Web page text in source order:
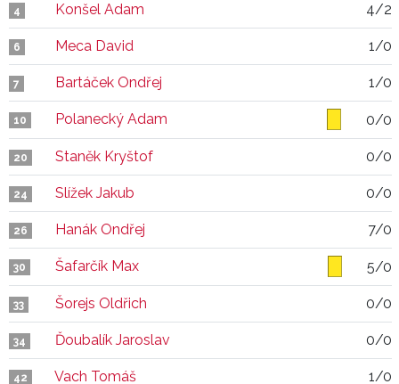
4 Konšel Adam 4/2
6 Meca David 1/0
7 Bartáček Ondřej 1/0
10 Polanecký Adam 0/0
20 Staněk Kryštof 0/0
24 Slížek Jakub 0/0
26 Hanák Ondřej 7/0
30 Šafarčík Max 5/0
33 Šorejs Oldřich 0/0
34 Ďoubalík Jaroslav 0/0
42 Vach Tomáš 1/0